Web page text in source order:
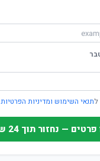
תנאי השימוש ומדיניות הפרטיות
— נחזור תוך 24 שעות